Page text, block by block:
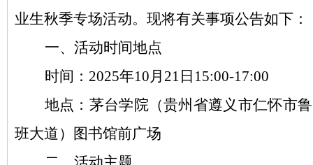
业生秋季专场活动。 现将有关事项公告如下：
一、 活动时间地点
时间： 2025年10月 21 日 15:00-17:00
地点：茅台学院（贵州省遵义市仁怀市鲁
班大道）
图书馆前广场